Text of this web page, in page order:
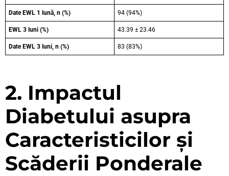
Date EWL 1 lună, n (%) 94 (94%)
EWL 3 luni (%) 43.39 ± 23.46
Date EWL 3 luni, n (%) 83 (83%)
2. Impactul
Diabetului asupra
Caracteristicilor și
Scăderii Ponderale